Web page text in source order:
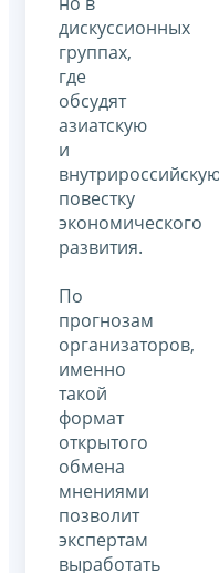
дискуссионных
группах,
где
обсудят
азиатскую
и
повестку
экономического
развития.
По
прогнозам
организаторов,
именно
такой
формат
открытого
обмена
мнениями
позволит
экспертам
выработать